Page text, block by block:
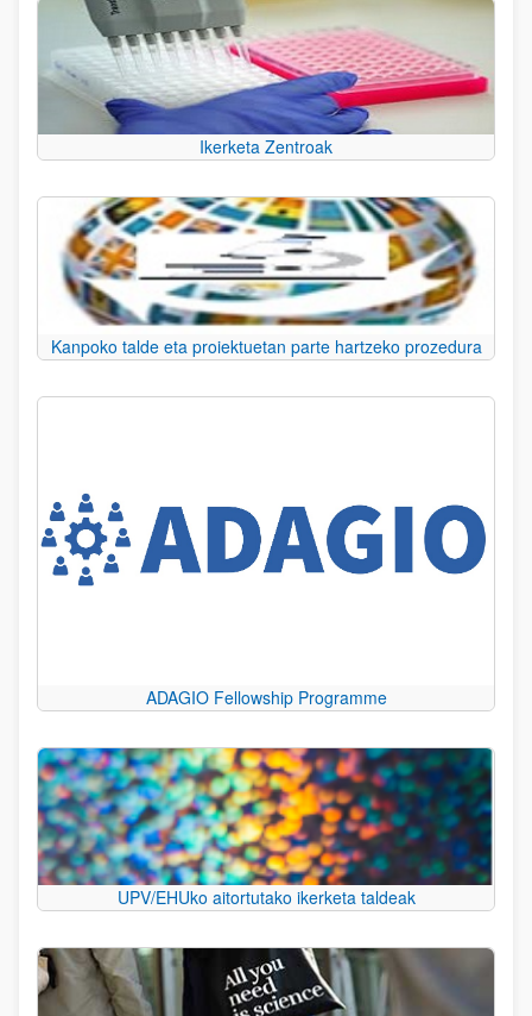
Ikerketa Zentroak
Kanpoko talde eta proiektuetan parte hartzeko prozedura
ADAGIO Fellowship Programme
UPV/EHUko aitortutako ikerketa taldeak